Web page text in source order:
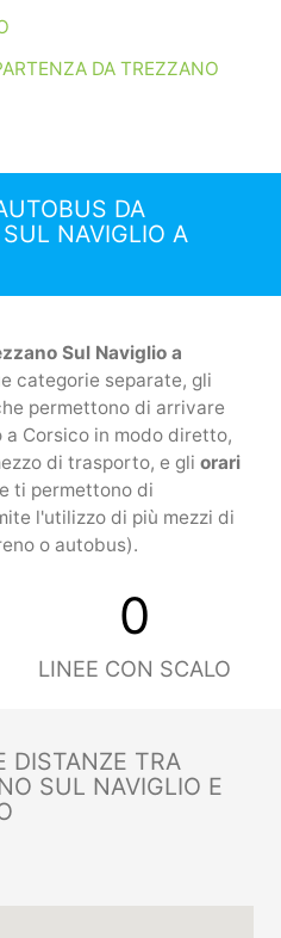
DA TREZZANO
DA
NAVIGLIO A
Sul Naviglio a
categorie separate, gli
permettono di arrivare
a Corsico in modo diretto,
di trasporto, e gli orari
ti permettono di
l'utilizzo di più mezzi di
o autobus).
0
LINEE CON SCALO
DISTANZE TRA
SUL NAVIGLIO E